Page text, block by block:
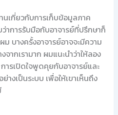
เกี่ยวกับการเก็บข้อมูลภาค
าการรับมือกับอาจารย์ที่ปรึกษาก็
บางครั้งอาจารย์อาจจะมีความ
ากเรามาก ผมแนะนำว่าให้ลอง
ารเปิดใจพูดคุยกับอาจารย์และ
างเป็นระบบ เพื่อให้เขาเห็นถึง